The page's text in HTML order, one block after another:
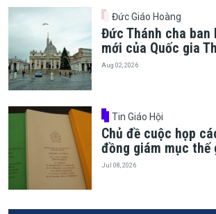
Đức Giáo Hoàng
Đức Thánh cha ban
mới của Quốc gia
Aug 02, 2026
Tin Giáo Hội
Chủ đề cuộc họp
đồng giám mục
Jul 08, 2026